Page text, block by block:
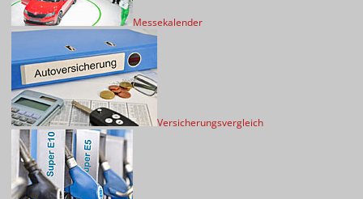
Messekalender
Versicherungsvergleich